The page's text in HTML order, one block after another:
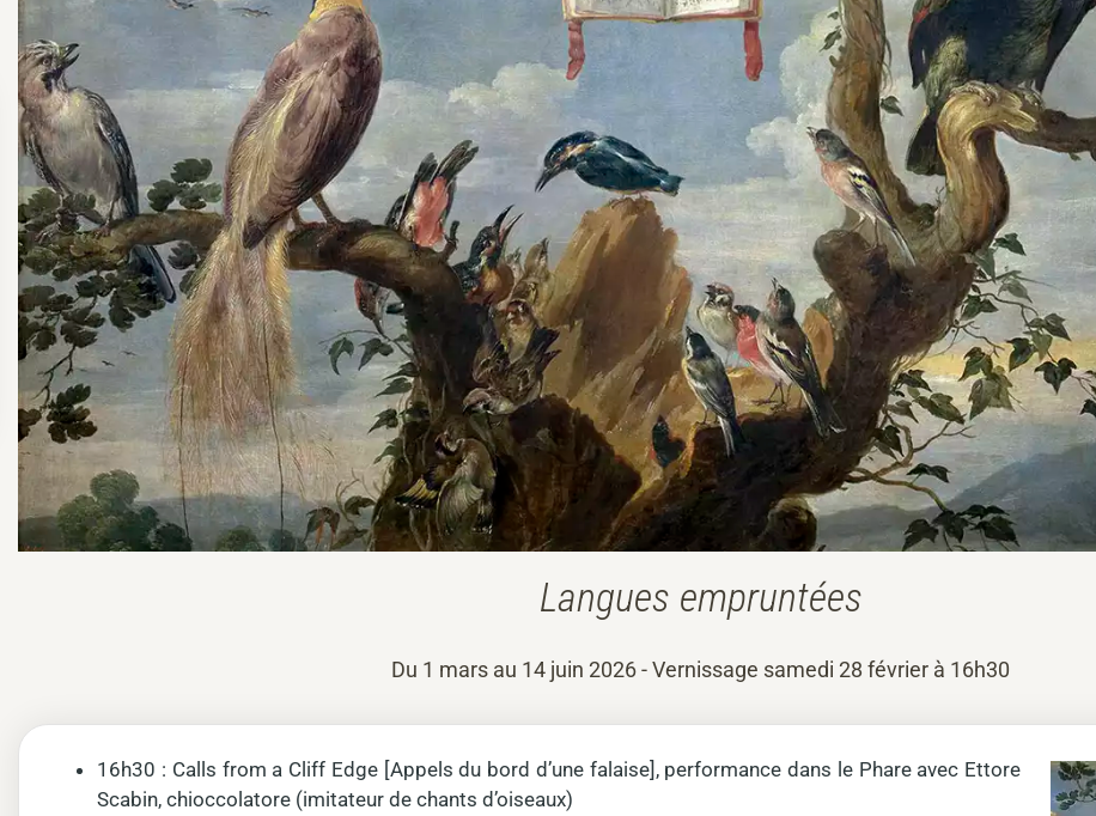
Langues empruntées
Du 1 mars au 14 juin 2026 - Vernissage samedi 28 février à 16h30
16h30 : Calls from a Cliff Edge [Appels du bord d’une falaise], performance dans le Phare avec Ettore
Scabin, chioccolatore (imitateur de chants d’oiseaux)